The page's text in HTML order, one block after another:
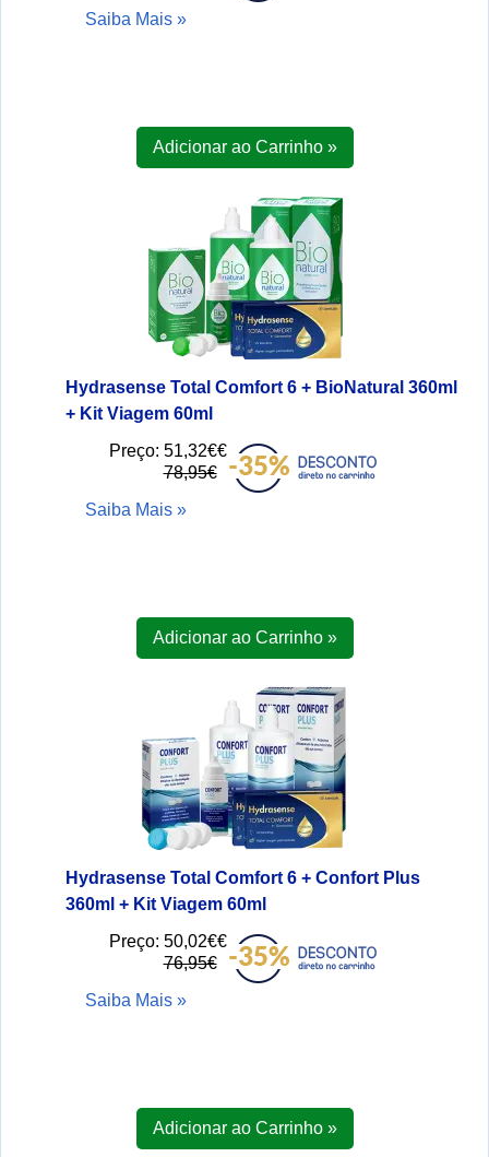
Saiba Mais »
Adicionar ao Carrinho »
Hydrasense Total Comfort 6 + BioNatural 360ml
+ Kit Viagem 60ml
Preço: 51,32€€
78,95€
Saiba Mais »
Adicionar ao Carrinho »
Hydrasense Total Comfort 6 + Confort Plus
360ml + Kit Viagem 60ml
Preço: 50,02€€
76,95€
Saiba Mais »
Adicionar ao Carrinho »